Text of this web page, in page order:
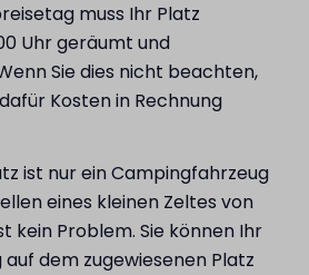
muss Ihr Platz
Uhr geräumt und
Sie dies nicht beachten,
Kosten in Rechnung
ist nur ein Campingfahrzeug
eines kleinen Zeltes von
kein Problem. Sie können Ihr
dem zugewiesenen Platz